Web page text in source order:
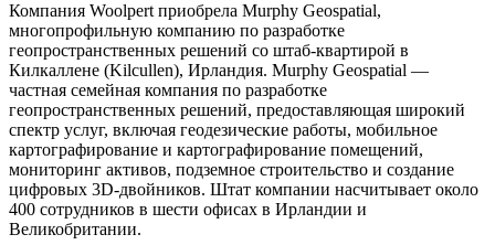
Компания Woolpert приобрела Murphy Geospatial,
многопрофильную компанию по разработке
геопространственных решений со штаб-квартирой в
Килкаллене (Kilcullen), Ирландия. Murphy Geospatial —
частная семейная компания по разработке
геопространственных решений, предоставляющая широкий
спектр услуг, включая геодезические работы, мобильное
картографирование и картографирование помещений,
мониторинг активов, подземное строительство и создание
цифровых 3D-двойников. Штат компании насчитывает около
400 сотрудников в шести офисах в Ирландии и
Великобритании.